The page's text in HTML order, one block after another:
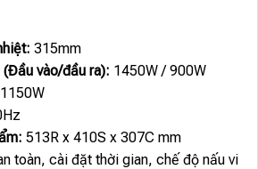
315mm
vào/đầu ra): 1450W / 900W
1150W
513R x 410S x 307C mm
toàn, cài đặt thời gian, chế độ nấu vi